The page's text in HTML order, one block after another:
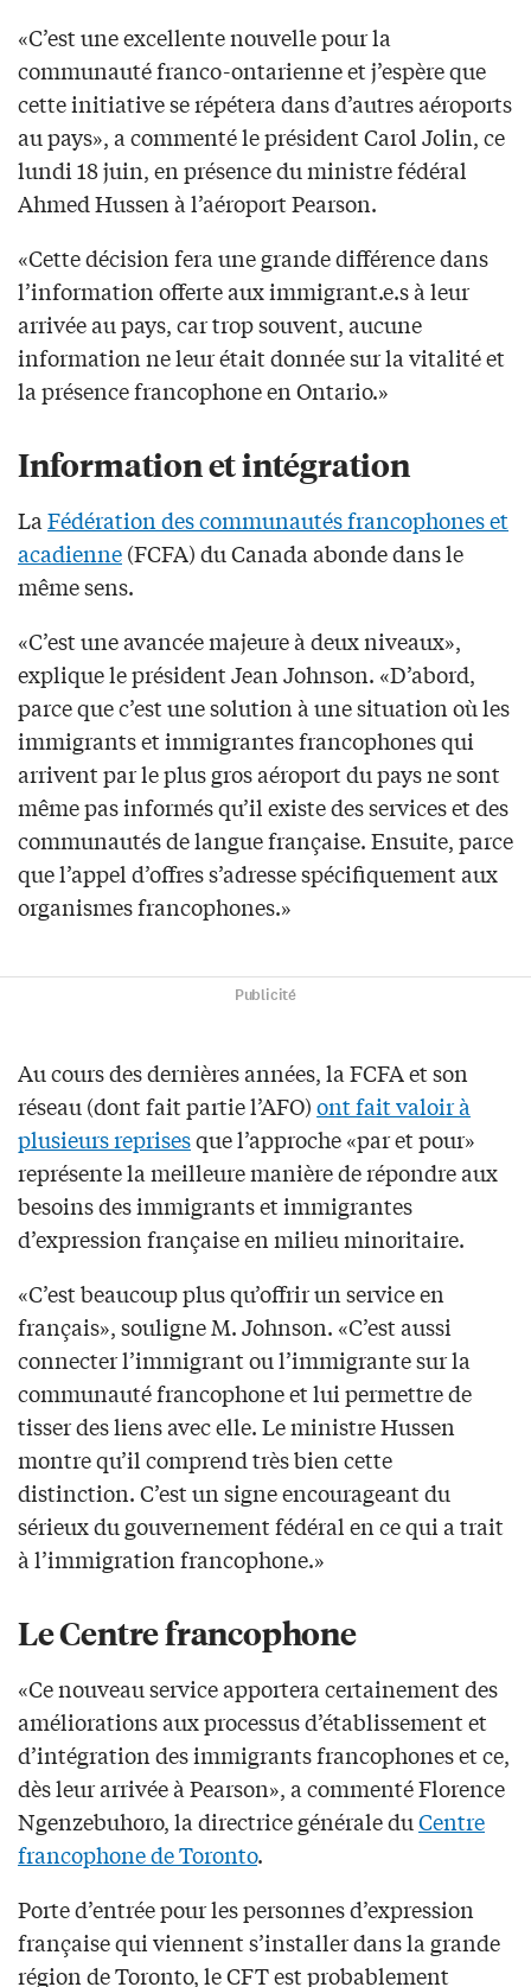
«C’est une excellente nouvelle pour la
communauté franco-ontarienne et j’espère que
cette initiative se répétera dans d’autres aéroports
au pays», a commenté le président Carol Jolin, ce
lundi 18 juin, en présence du ministre fédéral
Ahmed Hussen à l’aéroport Pearson.
«Cette décision fera une grande différence dans
l’information offerte aux immigrant.e.s à leur
arrivée au pays, car trop souvent, aucune
information ne leur était donnée sur la vitalité et
la présence francophone en Ontario.»
Information et intégration
LaFédération des communautés francophones et
acadienne(FCFA) du Canada abonde dans le
même sens.
«C’est une avancée majeure à deux niveaux»,
explique le président Jean Johnson. «D’abord,
parce que c’est une solution à une situation où les
immigrants et immigrantes francophones qui
arrivent par le plus gros aéroport du pays ne sont
même pas informés qu’il existe des services et des
communautés de langue française. Ensuite, parce
que l’appel d’offres s’adresse spécifiquement aux
organismes francophones.»
Publicité
Au cours des dernières années, la FCFA et son
réseau (dont fait partie l’AFO)ont fait valoir à
plusieurs reprisesque l’approche «par et pour»
représente la meilleure manière de répondre aux
besoins des immigrants et immigrantes
d’expression française en milieu minoritaire.
«C’est beaucoup plus qu’offrir un service en
français», souligne M. Johnson. «C’est aussi
connecter l’immigrant ou l’immigrante sur la
communauté francophone et lui permettre de
tisser des liens avec elle. Le ministre Hussen
montre qu’il comprend très bien cette
distinction. C’est un signe encourageant du
sérieux du gouvernement fédéral en ce qui a trait
à l’immigration francophone.»
Le Centre francophone
«Ce nouveau service apportera certainement des
améliorations aux processus d’établissement et
d’intégration des immigrants francophones et ce,
dès leur arrivée à Pearson», a commenté Florence
Ngenzebuhoro, la directrice générale duCentre
francophone de Toronto.
Porte d’entrée pour les personnes d’expression
française qui viennent s’installer dans la grande
région de Toronto, le CFT est probablement